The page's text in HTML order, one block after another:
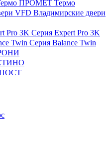
ПРОМЕТ Термо
Владимирские двери
Серия Expert Pro 3K
Серия Balance Twin